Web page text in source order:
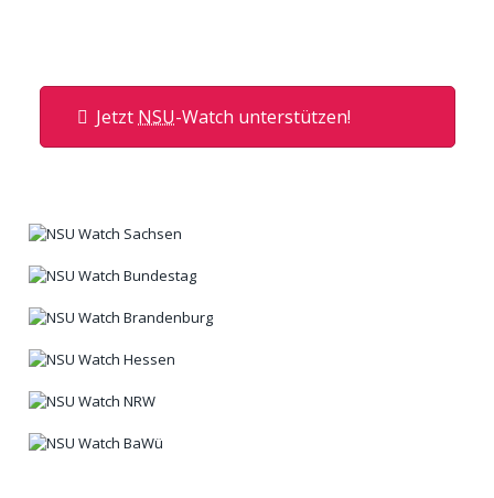
Jetzt NSU-Watch unterstützen!